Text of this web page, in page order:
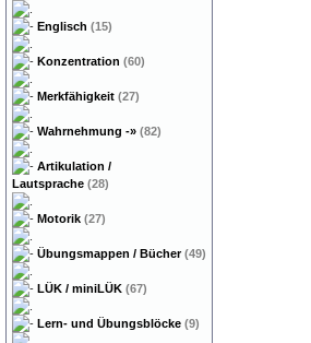
Englisch (15)
Konzentration (60)
Merkfähigkeit (27)
Wahrnehmung -» (82)
Artikulation /
Lautsprache (28)
Motorik (27)
Übungsmappen / Bücher(49)
LÜK / miniLÜK (67)
Lern- und Übungsblöcke (9)